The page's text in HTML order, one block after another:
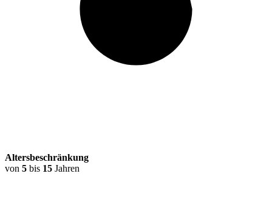
Altersbeschränkung
von 5 bis 15 Jahren